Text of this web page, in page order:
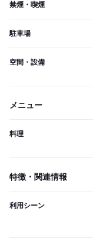
禁煙・喫煙
駐車場
空間・設備
メニュー
料理
特徴・関連情報
利用シーン